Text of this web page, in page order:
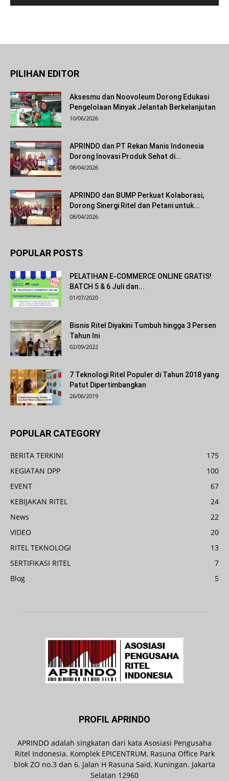
PILIHAN EDITOR
Aksesmu dan Noovoleum Dorong Edukasi
Pengelolaan Minyak Jelantah Berkelanjutan
10/06/2026
APRINDO dan PT Rekan Manis Indonesia
Dorong Inovasi Produk Sehat di...
08/04/2026
APRINDO dan BUMP Perkuat Kolaborasi,
Dorong Sinergi Ritel dan Petani untuk...
08/04/2026
POPULAR POSTS
PELATIHAN E-COMMERCE ONLINE GRATIS!
BATCH 5 & 6 Juli dan...
01/07/2020
Bisnis Ritel Diyakini Tumbuh hingga 3 Persen
Tahun Ini
02/09/2022
7 Teknologi Ritel Populer di Tahun 2018 yang
Patut Dipertimbangkan
26/06/2019
POPULAR CATEGORY
BERITA TERKINI
175
KEGIATAN DPP
100
EVENT
67
KEBIJAKAN RITEL
24
News
22
VIDEO
20
RITEL TEKNOLOGI
13
SERTIFIKASI RITEL
7
Blog
5
PROFIL APRINDO
APRINDO adalah singkatan dari kata Asosiasi Pengusaha
Ritel Indonesia. Komplek EPICENTRUM, Rasuna Office Park
blok ZO no.3 dan 6. Jalan H Rasuna Said, Kuningan. Jakarta
Selatan 12960